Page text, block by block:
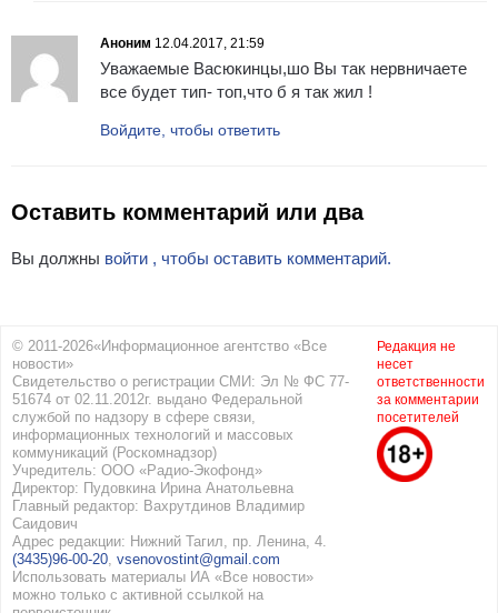
Аноним 12.04.2017, 21:59
Уважаемые Васюкинцы,шо Вы так нервничаете
все будет тип- топ,что б я так жил !
Войдите, чтобы ответить
Оставить комментарий или два
Вы должны войти , чтобы оставить комментарий.
© 2011-2026«Информационное агентство «Все
новости»
Свидетельство о регистрации СМИ: Эл № ФС 77-
51674 от 02.11.2012г. выдано Федеральной
службой по надзору в сфере связи,
информационных технологий и массовых
коммуникаций (Роскомнадзор)
Учредитель: ООО «Радио-Экофонд»
Директор: Пудовкина Ирина Анатольевна
Главный редактор: Вахрутдинов Владимир
Саидович
Адрес редакции: Нижний Тагил, пр. Ленина, 4.
(3435)96-00-20, vsenovostint@gmail.com
Использовать материалы ИА «Все новости»
можно только с активной ссылкой на
Редакция не
несет
ответственности
за комментарии
посетителей